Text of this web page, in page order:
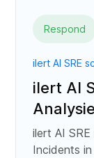
Respond
ilert AI SRE
ilert AI
ilert AI
Incidents